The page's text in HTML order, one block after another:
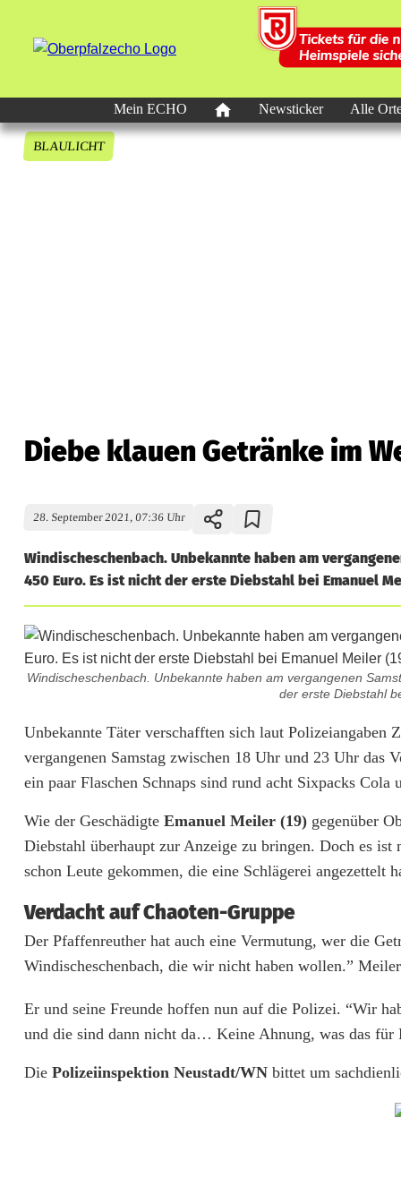
Mein ECHO Newsticker Alle
BLAULICHT
Diebe klauen Getränke im
28. September 2021, 07:36 Uhr
Windischeschenbach. Unbekannte haben am
450 Euro. Es ist nicht der erste Diebstahl bei Emanuel
Windischeschenbach. Unbekannte haben am vergangenen
der erste Diebstahl
D
i
b
e
k
l
a
u
e
n
Unbekannte Täter verschafften sich laut Polizeiangaben
vergangenen Samstag zwischen 18 Uhr und 23 Uhr das
ein paar Flaschen Schnaps sind rund acht Sixpacks
Wie der Geschädigte Emanuel Meiler (19) gegenüber
Diebstahl überhaupt zur Anzeige zu bringen. Doch es
schon Leute gekommen, die eine Schlägerei angezettelt
Verdacht auf Chaoten-Gruppe
Der Pfaffenreuther hat auch eine Vermutung, wer die
Windischeschenbach, die wir nicht haben wollen.”
Er und seine Freunde hoffen nun auf die Polizei. “Wir
und die sind dann nicht da… Keine Ahnung, was das für
Die Polizeiinspektion Neustadt/WN bittet um